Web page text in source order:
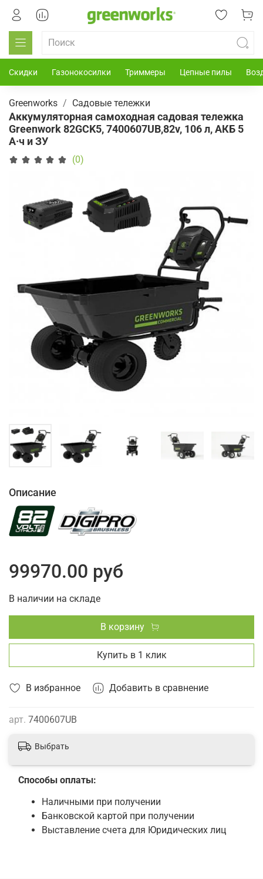
Скидки Газонокосилки Триммеры Цепные пилы
Greenworks Садовые тележки
Аккумуляторная самоходная садовая тележка
Greenwork 82GCK5, 7400607UB,82v, 106 л, АКБ 5
А·ч и ЗУ
(0)
В избранное Добавить в сравнение
арт. 7400607UB
Описание
99970.00 руб
В наличии на складе
В корзину
Купить в 1 клик
Выбрать
Способы оплаты:
Наличными при получении
Банковской картой при получении
Выставление счета для Юридических лиц